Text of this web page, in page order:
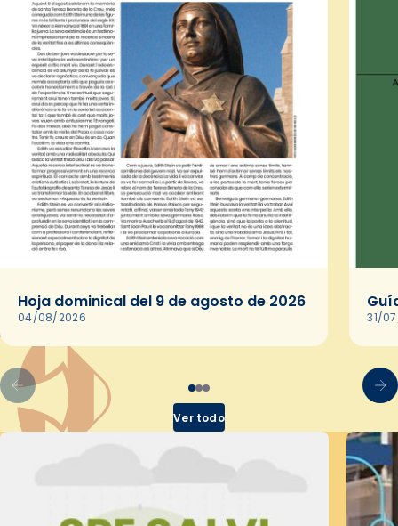
Hoja dominical del 9 de agosto de 2026
04/08/2026 31/
Ver todo